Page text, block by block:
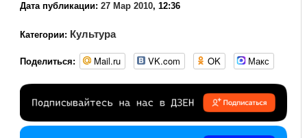
Дата публикации: 27 Мар 2010, 12:36
Категории: Культура
Поделиться: Mail.ru VK.com OK Макс